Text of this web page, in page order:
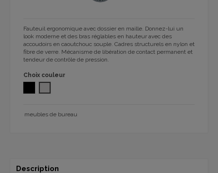
Fauteuil ergonomique avec dossier en maille. Donnez-lui un
look moderne et des bras réglables en hauteur avec des
accoudoirs en caoutchouc souple. Cadres structurels en nylon et
fibre de verre. Mécanisme de libération de contact permanent et
tendeur de contrôle de pression.
Choix couleur
meubles de bureau
Description